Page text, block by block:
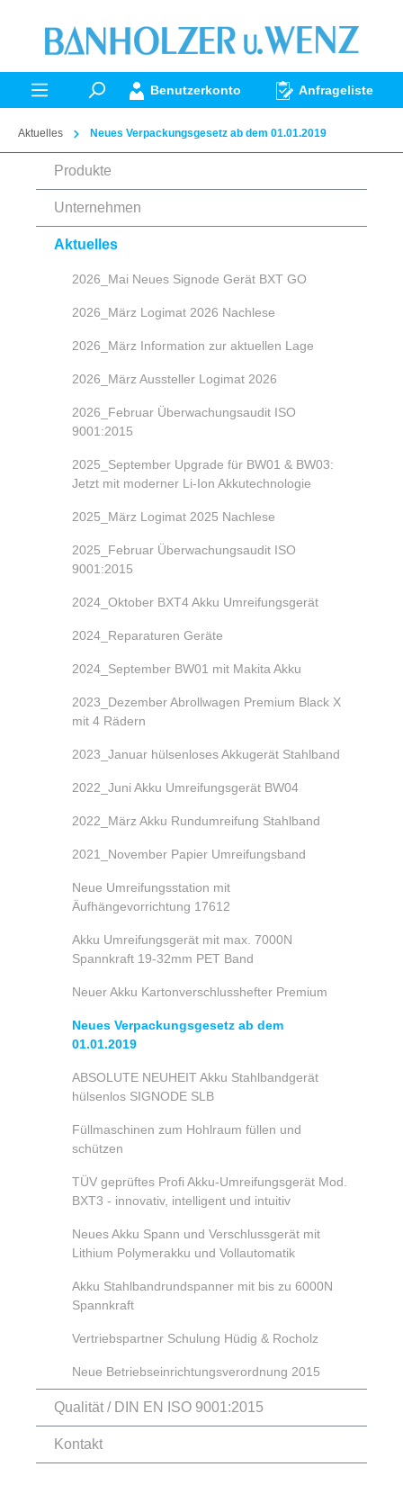
springen
Benutzerkonto Anfrageliste
Aktuelles Neues Verpackungsgesetz ab dem 01.01.2019
Produkte
Unternehmen
Aktuelles
2026_Mai Neues Signode Gerät BXT GO
2026_März Logimat 2026 Nachlese
2026_März Information zur aktuellen Lage
2026_März Aussteller Logimat 2026
2026_Februar Überwachungsaudit ISO
9001:2015
2025_September Upgrade für BW01 & BW03:
Jetzt mit moderner Li-Ion Akkutechnologie
2025_März Logimat 2025 Nachlese
2025_Februar Überwachungsaudit ISO
9001:2015
2024_Oktober BXT4 Akku Umreifungsgerät
2024_Reparaturen Geräte
2024_September BW01 mit Makita Akku
2023_Dezember Abrollwagen Premium Black X
mit 4 Rädern
2023_Januar hülsenloses Akkugerät Stahlband
2022_Juni Akku Umreifungsgerät BW04
2022_März Akku Rundumreifung Stahlband
2021_November Papier Umreifungsband
Neue Umreifungsstation mit
Äufhängevorrichtung 17612
Akku Umreifungsgerät mit max. 7000N
Spannkraft 19-32mm PET Band
Neuer Akku Kartonverschlusshefter Premium
Neues Verpackungsgesetz ab dem
01.01.2019
ABSOLUTE NEUHEIT Akku Stahlbandgerät
hülsenlos SIGNODE SLB
Füllmaschinen zum Hohlraum füllen und
schützen
TÜV geprüftes Profi Akku-Umreifungsgerät Mod.
BXT3 - innovativ, intelligent und intuitiv
Neues Akku Spann und Verschlussgerät mit
Lithium Polymerakku und Vollautomatik
Akku Stahlbandrundspanner mit bis zu 6000N
Spannkraft
Vertriebspartner Schulung Hüdig & Rocholz
Neue Betriebseinrichtungsverordnung 2015
Qualität / DIN EN ISO 9001:2015
Kontakt